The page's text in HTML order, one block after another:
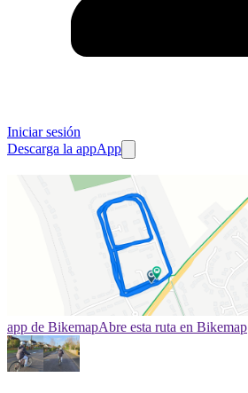
Iniciar sesión
Descarga la appApp
app de BikemapAbre esta ruta en Bikemap